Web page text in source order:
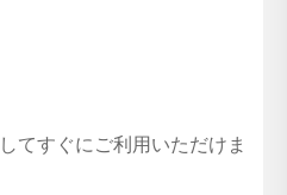
てすぐにご利用いただけま